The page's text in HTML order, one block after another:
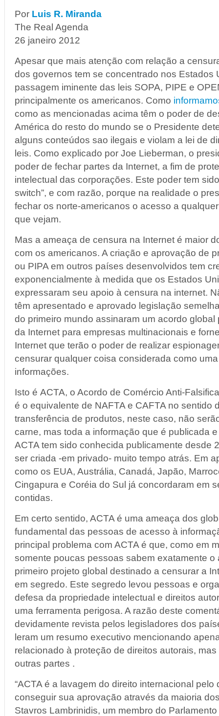
Por Luis R. Miranda
The Real Agenda
26 janeiro 2012
Apesar que mais atenção com relação a
dos governos tem se concentrado nos Estados
passagem iminente das leis SOPA, PIPE e
principalmente os americanos. Como
como as mencionadas acima têm o poder de
América do resto do mundo se o Presidente
alguns conteúdos sao ilegais e violam a lei de
leis. Como explicado por Joe Lieberman, o
poder de fechar partes da Internet, a fim de
intelectual das corporações. Este poder tem
switch”, e com razão, porque na realidade o
fechar os norte-americanos o acesso a
que vejam.
Mas a ameaça de censura na Internet é maior
com os americanos. A criação e aprovação de
ou PIPA em outros países desenvolvidos tem
exponencialmente à medida que os Estados
expressaram seu apoio à censura na internet.
têm apresentado e aprovado legislação
do primeiro mundo assinaram um acordo
da Internet para empresas multinacionais e
Internet que terão o poder de realizar
censurar qualquer coisa considerada como
informações.
Isto é ACTA, o Acordo de Comércio Anti-
é o equivalente de NAFTA e CAFTA no sentido
transferência de produtos, neste caso, não
carne, mas toda a informação que é publicada
ACTA tem sido conhecida publicamente desde
ser criada -em privado- muito tempo atrás. Em
como os EUA, Austrália, Canadá, Japão,
Cingapura e Coréia do Sul já concordaram em
contidas.
Em certo sentido, ACTA é uma ameaça dos
fundamental das pessoas de acesso à
principal problema com ACTA é que, como em
somente poucas pessoas sabem exatamente o
primeiro projeto global destinado a censurar a
em segredo. Este segredo levou pessoas e
defesa da propriedade intelectual e direitos
uma ferramenta perigosa. A razão deste
devidamente revista pelos legisladores dos
leram um resumo executivo mencionando
relacionado à proteção de direitos autorais,
outras partes .
“ACTA é a lavagem do direito internacional pelo
conseguir sua aprovação através da maioria
Stavros Lambrinidis, um membro do